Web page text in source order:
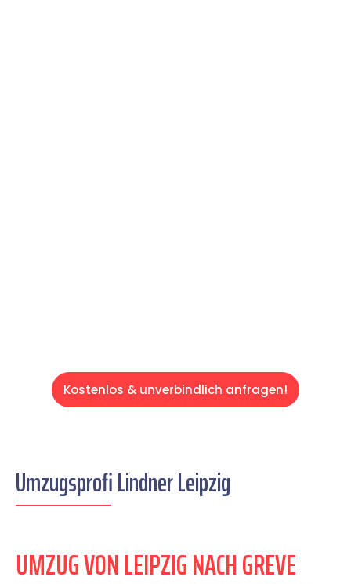
Kostenlos & unverbindlich anfragen!
Umzugsprofi Lindner Leipzig
UMZUG VON LEIPZIG NACH GREVE